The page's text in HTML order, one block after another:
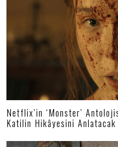
Netflix’in ‘Monster’
Katilin Hikâyesini Anlatacak